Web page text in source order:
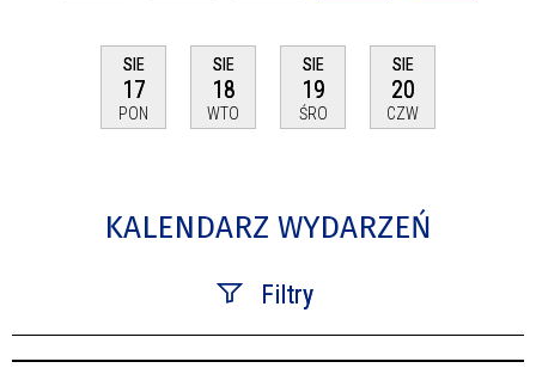
SIE
17
PON
SIE
18
WTO
SIE
19
ŚRO
SIE
20
CZW
KALENDARZ WYDARZEŃ
Filtry